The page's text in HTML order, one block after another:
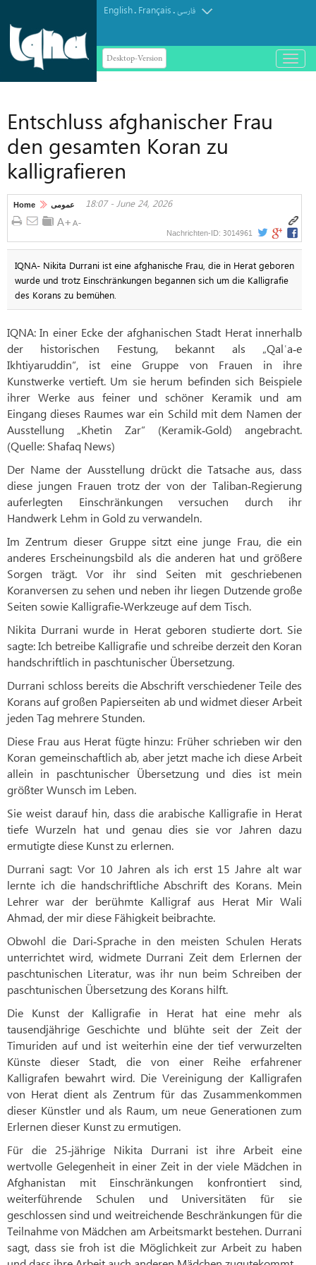
English. Français.فارسی
Desktop-Version
باز
و
Entschluss afghanischer Frau
den gesamten Koran zu
kalligrafieren
Home عمومی 18:07 - June 24, 2026
Nachrichten-ID: 3014961
IQNA- Nikita Durrani ist eine afghanische Frau, die in Herat geboren
wurde und trotz Einschränkungen begannen sich um die Kalligrafie
des Korans zu bemühen.
IQNA: In einer Ecke der afghanischen Stadt Herat innerhalb
der historischen Festung, bekannt als „Qalʿa‑e
Ikhtiyaruddin“, ist eine Gruppe von Frauen in ihre
Kunstwerke vertieft. Um sie herum befinden sich Beispiele
ihrer Werke aus feiner und schöner Keramik und am
Eingang dieses Raumes war ein Schild mit dem Namen der
Ausstellung „Khetin Zar“ (Keramik‑Gold) angebracht.
(Quelle: Shafaq News)
Der Name der Ausstellung drückt die Tatsache aus, dass
diese jungen Frauen trotz der von der Taliban‑Regierung
auferlegten Einschränkungen versuchen durch ihr
Handwerk Lehm in Gold zu verwandeln.
Im Zentrum dieser Gruppe sitzt eine junge Frau, die ein
anderes Erscheinungsbild als die anderen hat und größere
Sorgen trägt. Vor ihr sind Seiten mit geschriebenen
Koranversen zu sehen und neben ihr liegen Dutzende große
Seiten sowie Kalligrafie‑Werkzeuge auf dem Tisch.
Nikita Durrani wurde in Herat geboren studierte dort. Sie
sagte: Ich betreibe Kalligrafie und schreibe derzeit den Koran
handschriftlich in paschtunischer Übersetzung.
Durrani schloss bereits die Abschrift verschiedener Teile des
Korans auf großen Papierseiten ab und widmet dieser Arbeit
jeden Tag mehrere Stunden.
Diese Frau aus Herat fügte hinzu: Früher schrieben wir den
Koran gemeinschaftlich ab, aber jetzt mache ich diese Arbeit
allein in paschtunischer Übersetzung und dies ist mein
größter Wunsch im Leben.
Sie weist darauf hin, dass die arabische Kalligrafie in Herat
tiefe Wurzeln hat und genau dies sie vor Jahren dazu
ermutigte diese Kunst zu erlernen.
Durrani sagt: Vor 10 Jahren als ich erst 15 Jahre alt war
lernte ich die handschriftliche Abschrift des Korans. Mein
Lehrer war der berühmte Kalligraf aus Herat Mir Wali
Ahmad, der mir diese Fähigkeit beibrachte.
Obwohl die Dari‑Sprache in den meisten Schulen Herats
unterrichtet wird, widmete Durrani Zeit dem Erlernen der
paschtunischen Literatur, was ihr nun beim Schreiben der
paschtunischen Übersetzung des Korans hilft.
Die Kunst der Kalligrafie in Herat hat eine mehr als
tausendjährige Geschichte und blühte seit der Zeit der
Timuriden auf und ist weiterhin eine der tief verwurzelten
Künste dieser Stadt, die von einer Reihe erfahrener
Kalligrafen bewahrt wird. Die Vereinigung der Kalligrafen
von Herat dient als Zentrum für das Zusammenkommen
dieser Künstler und als Raum, um neue Generationen zum
Erlernen dieser Kunst zu ermutigen.
Für die 25‑jährige Nikita Durrani ist ihre Arbeit eine
wertvolle Gelegenheit in einer Zeit in der viele Mädchen in
Afghanistan mit Einschränkungen konfrontiert sind,
weiterführende Schulen und Universitäten für sie
geschlossen sind und weitreichende Beschränkungen für die
Teilnahme von Mädchen am Arbeitsmarkt bestehen. Durrani
sagt, dass sie froh ist die Möglichkeit zur Arbeit zu haben